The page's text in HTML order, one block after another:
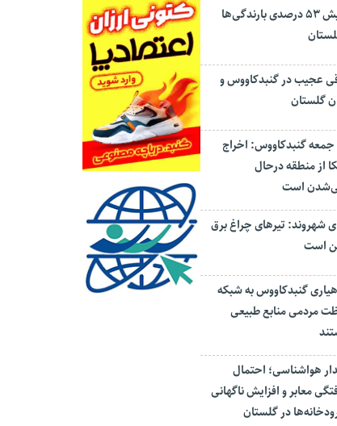
افزایش ۵۳ درصدی بارندگی‌ها
عجیب در‌ گنبدکاووس و
گلستان
جمعه گنبدکاووس: اخراج
از منطقه درحال
است
شهروند: تیرهای چراغ برق
است
دهیاری گنبدکاووس به شبکه
مردمی منابع طبیعی
هواشناسی؛ احتمال
معابر و افزایش ناگهانی
در گلستان